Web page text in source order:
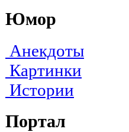
Юмор
Анекдоты
Картинки
Истории
Портал